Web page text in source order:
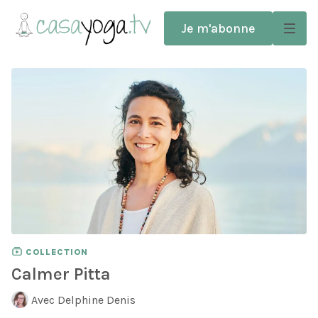
Je m'abonne
COLLECTION
Calmer Pitta
Avec Delphine Denis